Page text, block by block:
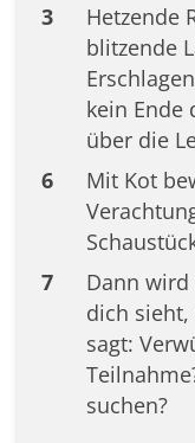
3
Hetzende
blitzende
kein Ende
über die
6
Mit Kot
7
Dann wird
dich
sagt:
suchen?